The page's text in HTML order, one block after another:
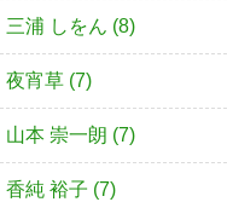
三浦 しをん (8)
夜宵草 (7)
山本 崇一朗 (7)
香純 裕子 (7)